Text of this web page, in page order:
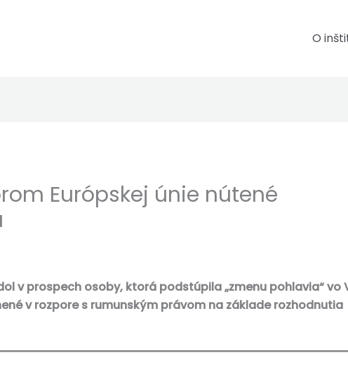
O
Európskej únie nútené
v prospech osoby, ktorá podstúpila „zmenu pohlavia“ vo
v rozpore s rumunským právom na základe rozhodnutia